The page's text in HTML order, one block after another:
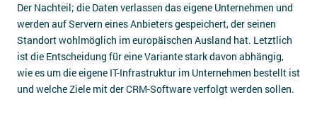
Der Nachteil; die Daten verlassen das eigene Unternehmen und
werden auf Servern eines Anbieters gespeichert, der seinen
Standort wohlmöglich im europäischen Ausland hat. Letztlich
ist die Entscheidung für eine Variante stark davon abhängig,
wie es um die eigene IT-Infrastruktur im Unternehmen bestellt ist
und welche Ziele mit der CRM-Software verfolgt werden sollen.